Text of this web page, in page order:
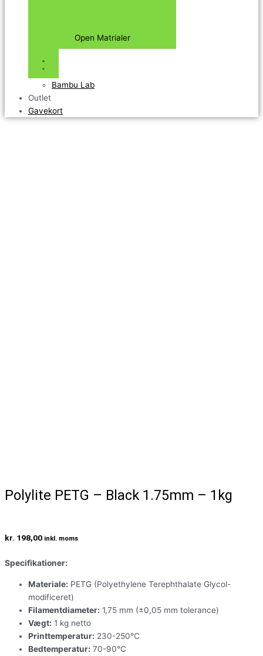
Open Matrialer
Bambu Lab
Outlet
Gavekort
Polylite PETG – Black 1.75mm – 1kg
kr. 198,00 inkl. moms
Specifikationer:
Materiale: PETG (Polyethylene Terephthalate Glycol-
modificeret)
Filamentdiameter: 1,75 mm (±0,05 mm tolerance)
Vægt: 1 kg netto
Printtemperatur: 230-250°C
Bedtemperatur: 70-90°C